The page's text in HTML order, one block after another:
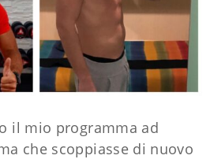
il mio programma ad
che scoppiasse di nuovo